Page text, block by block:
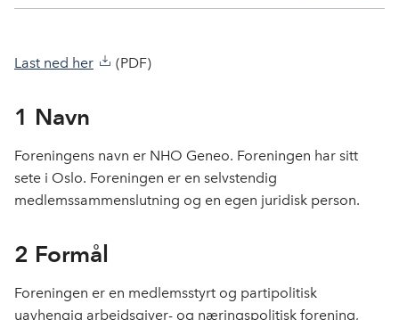
a
i
-
Last ned her (PDF)
1 Navn
Foreningens navn er NHO Geneo. Foreningen har sitt
sete i Oslo. Foreningen er en selvstendig
medlemssammenslutning og en egen juridisk person.
2 Formål
Foreningen er en medlemsstyrt og partipolitisk
uavhengig arbeidsgiver- og næringspolitisk forening,